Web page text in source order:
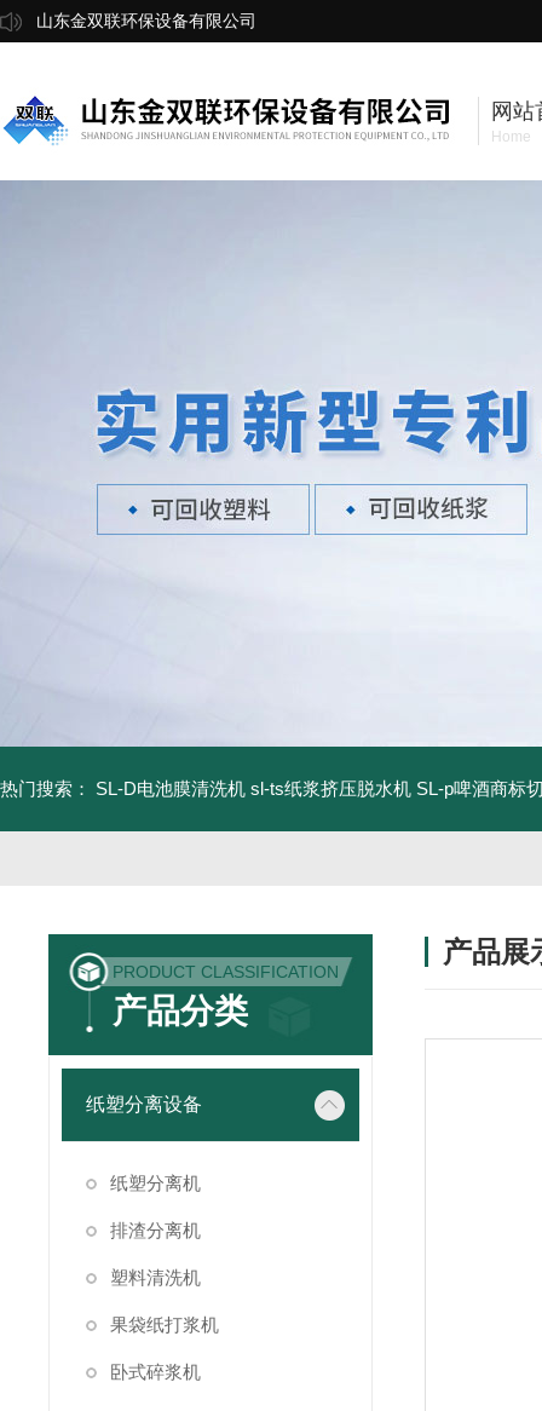
山东金双联环保设备有限公司
网站
Home
热门搜索： SL-D电池膜清洗机 sl-ts纸浆挤压脱水机 SL-p啤酒商标
PRODUCT CLASSIFICATION
产品分类
纸塑分离设备
纸塑分离机
排渣分离机
塑料清洗机
果袋纸打浆机
卧式碎浆机
产品展